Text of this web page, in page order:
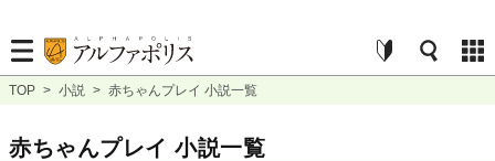
TOP > 小説 > 赤ちゃんプレイ 小説一覧
赤ちゃんプレイ 小説一覧